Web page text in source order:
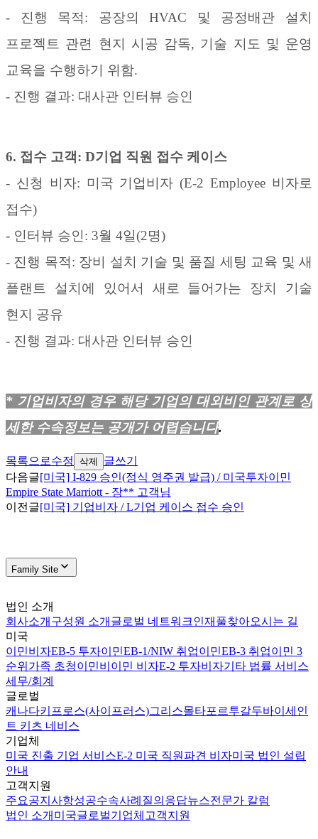
- 진행 목적: 공장의 HVAC
및 공정배관 설치
프로젝트 관련 현지 시공 감독, 기술 지도 및 운영
교육을 수행하기 위함.
- 진행 결과: 대사관 인터뷰 승인
6. 접수 고객: D기업 직원 접수 케이스
- 신청 비자: 미국 기업비자 (E-2 Employee 비자로
접수)
- 인터뷰 승인: 3월 4일(2명)
- 진행 목적: 장비 설치 기술 및 품질 세팅 교육 및 새
플랜트 설치에 있어서 새로 들어가는 장치 기술
현지 공유
- 진행 결과: 대사관 인터뷰 승인
* 기업비자의 경우 해당 기업의 대외비인 관계로 상
세한 수속정보는 공개가 어렵습니다.
목록으로수정 삭제
글쓰기
다음글[미국] I-829 승인(정식 영주권 발급) / 미국투자이민
Empire State Marriott - 장** 고객님
이전글[미국] 기업비자 / L기업 케이스 접수 승인
Family Site
법인 소개
회사소개 구성원 소개 글로벌 네트워크인재풀찾아오시는 길
미국
이민비자EB-5 투자이민EB-1/NIW 취업이민EB-3 취업이민 3
순위 가족 초청이민비이민 비자E-2 투자비자기타 법률 서비스
세무/회계
글로벌
캐나다키프로스(사이프러스)그리스몰타포르투갈두바이 세인
트 키츠 네비스
기업체
미국 진출 기업 서비스E-2 미국 직원파견 비자미국 법인 설립
안내
고객지원
주요공지사항성공수속사례 질의응답뉴스전문가 칼럼
법인 소개 미국글로벌기업체 고객지원